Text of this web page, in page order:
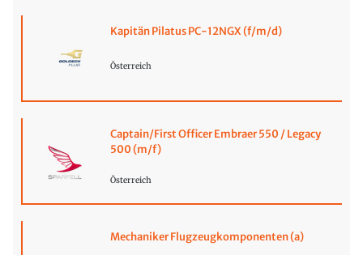
Kapitän Pilatus PC-12NGX (f/m/d)
Österreich
Captain/First Officer Embraer 550 / Legacy
500 (m/f)
Österreich
Mechaniker Flugzeugkomponenten (a)